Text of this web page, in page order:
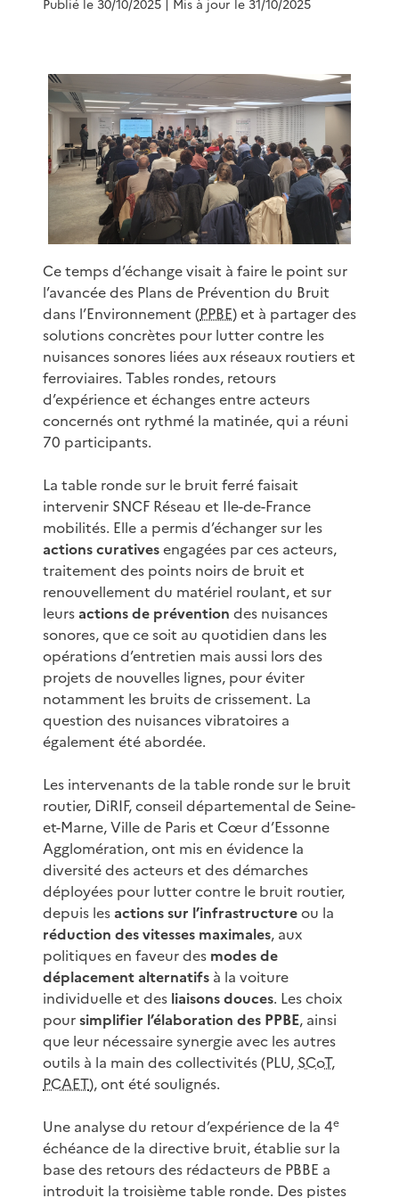
Publié le 30/10/2025 | Mis à jour le 31/10/2025
Ce temps d’échange visait à faire le point sur
l’avancée des Plans de Prévention du Bruit
dans l’Environnement (PPBE) et à partager des
solutions concrètes pour lutter contre les
nuisances sonores liées aux réseaux routiers et
ferroviaires. Tables rondes, retours
d’expérience et échanges entre acteurs
concernés ont rythmé la matinée, qui a réuni
70 participants.
La table ronde sur le bruit ferré faisait
intervenir SNCF Réseau et Ile-de-France
mobilités. Elle a permis d’échanger sur les
actions curativesengagées par ces acteurs,
traitement des points noirs de bruit et
renouvellement du matériel roulant, et sur
leursactions de prévention des nuisances
sonores, que ce soit au quotidien dans les
opérations d’entretien mais aussi lors des
projets de nouvelles lignes, pour éviter
notamment les bruits de crissement. La
question des nuisances vibratoires a
également été abordée.
Les intervenants de la table ronde sur le bruit
routier, DiRIF, conseil départemental de Seine-
et-Marne, Ville de Paris et Cœur d’Essonne
Agglomération, ont mis en évidence la
diversité des acteurs et des démarches
déployées pour lutter contre le bruit routier,
depuis lesactions sur l’infrastructureou la
réduction des vitesses maximales, aux
politiques en faveur des modes de
déplacement alternatifs à la voiture
individuelle et des liaisons douces. Les choix
poursimplifier l’élaboration des PPBE, ainsi
que leur nécessaire synergie avec les autres
outils à la main des collectivités (PLU, SCoT,
PCAET), ont été soulignés.
Une analyse du retour d’expérience de la 4e
échéance de la directive bruit, établie sur la
base des retours des rédacteurs de PBBE a
introduit la troisième table ronde. Des pistes